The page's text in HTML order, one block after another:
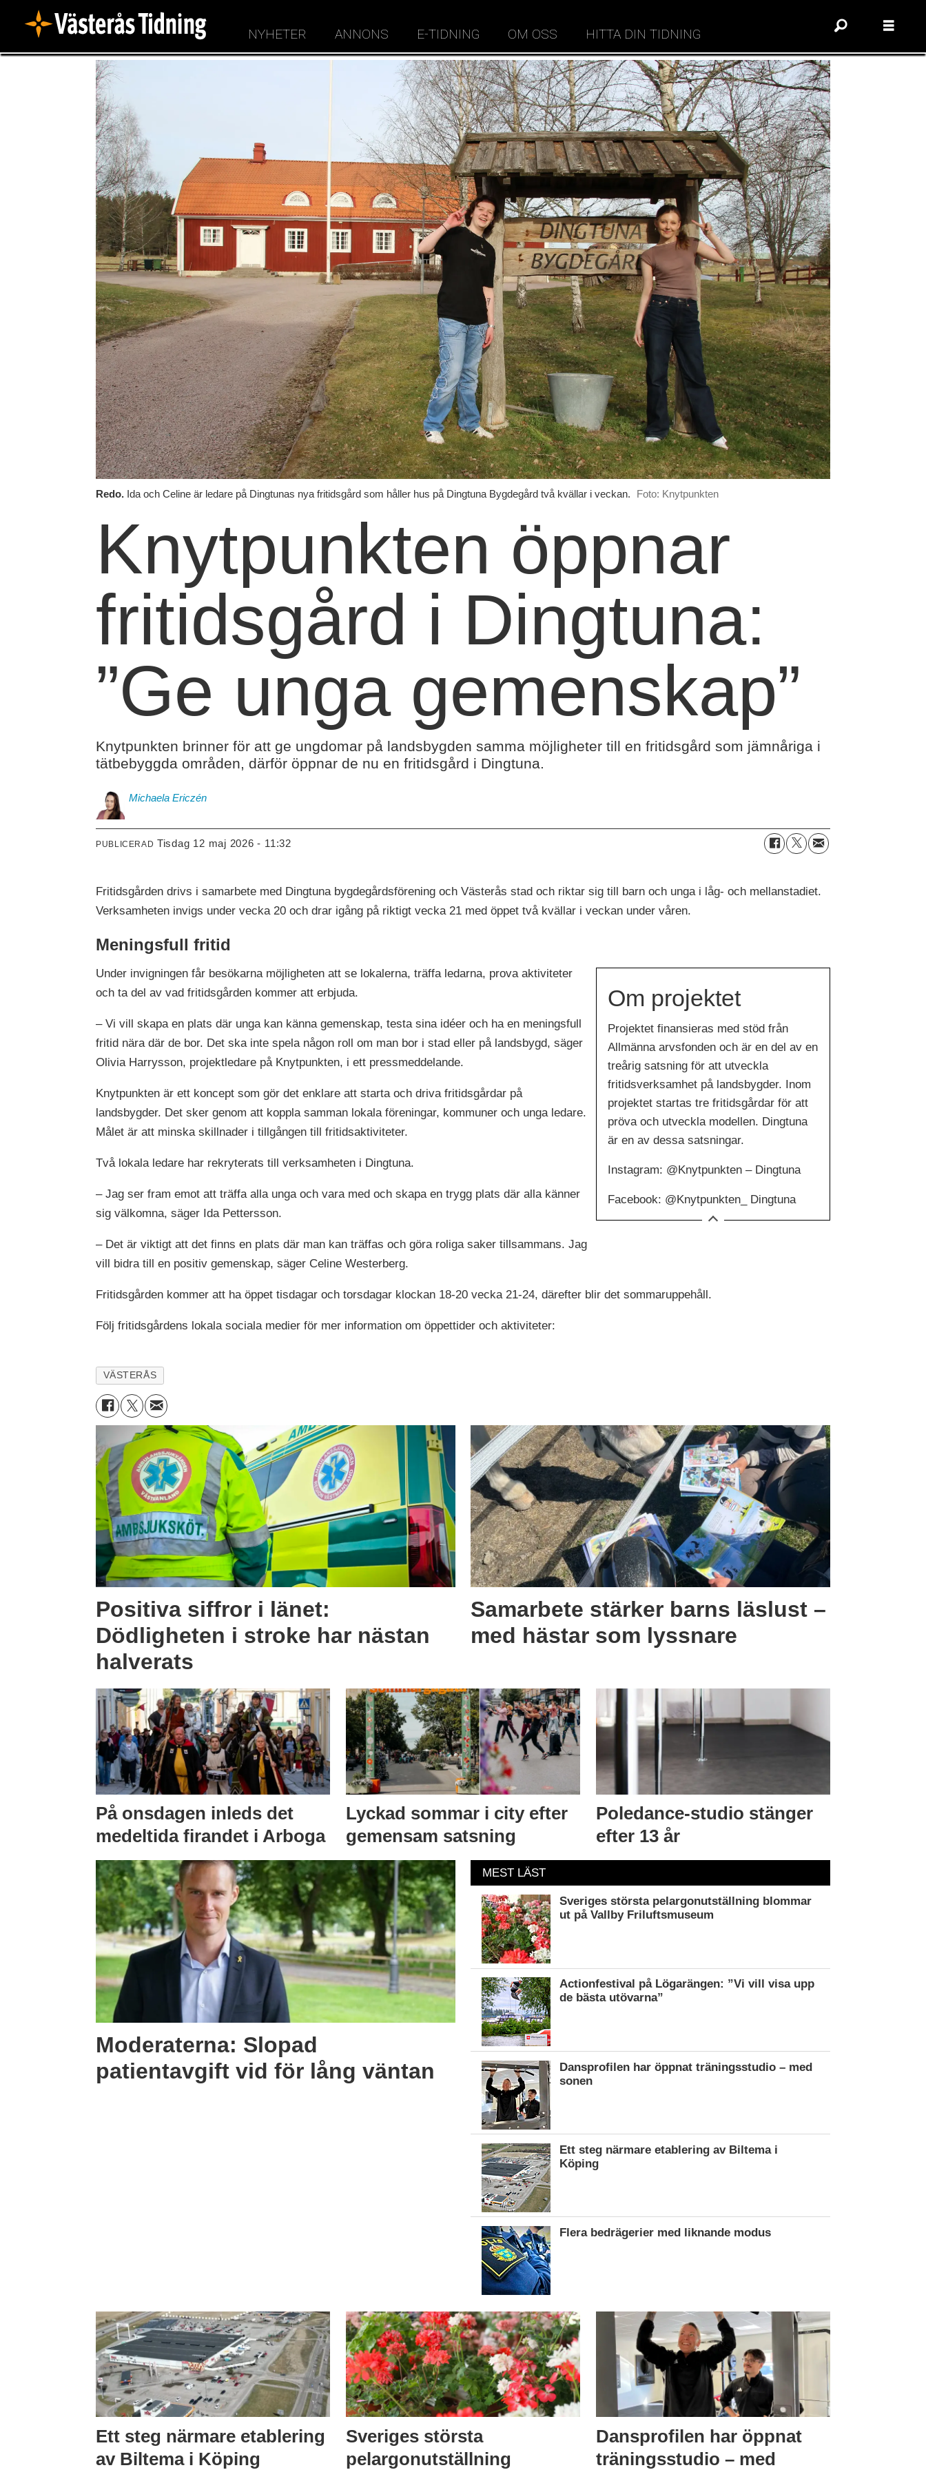
NYHETER ANNONS E-TIDNING OM OSS HITTA DIN TIDNING
Redo. Ida och Celine är ledare på Dingtunas nya fritidsgård som håller hus på Dingtuna Bygdegård två kvällar i veckan. Foto: Knytpunkten
Knytpunkten öppnar
fritidsgård i Dingtuna:
”Ge unga gemenskap”
Knytpunkten brinner för att ge ungdomar på landsbygden samma möjligheter till en fritidsgård som jämnåriga i
tätbebyggda områden, därför öppnar de nu en fritidsgård i Dingtuna.
Michaela Ericzén
PUBLICERAD tisdag 12 maj 2026 - 11:32
Fritidsgården drivs i samarbete med Dingtuna bygdegårdsförening och Västerås stad och riktar sig till barn och unga i låg- och mellanstadiet.
Verksamheten invigs under vecka 20 och drar igång på riktigt vecka 21 med öppet två kvällar i veckan under våren.
Meningsfull fritid
Om projektet
Projektet finansieras med stöd från
Allmänna arvsfonden och är en del av en
treårig satsning för att utveckla
fritidsverksamhet på landsbygder. Inom
projektet startas tre fritidsgårdar för att
pröva och utveckla modellen. Dingtuna
är en av dessa satsningar.
Instagram: @Knytpunkten – Dingtuna
Facebook: @Knytpunkten_ Dingtuna
Under invigningen får besökarna möjligheten att se lokalerna, träffa ledarna, prova aktiviteter
och ta del av vad fritidsgården kommer att erbjuda.
– Vi vill skapa en plats där unga kan känna gemenskap, testa sina idéer och ha en meningsfull
fritid nära där de bor. Det ska inte spela någon roll om man bor i stad eller på landsbygd, säger
Olivia Harrysson, projektledare på Knytpunkten, i ett pressmeddelande.
Knytpunkten är ett koncept som gör det enklare att starta och driva fritidsgårdar på
landsbygder. Det sker genom att koppla samman lokala föreningar, kommuner och unga ledare.
Målet är att minska skillnader i tillgången till fritidsaktiviteter.
Två lokala ledare har rekryterats till verksamheten i Dingtuna.
– Jag ser fram emot att träffa alla unga och vara med och skapa en trygg plats där alla känner
sig välkomna, säger Ida Pettersson.
– Det är viktigt att det finns en plats där man kan träffas och göra roliga saker tillsammans. Jag
vill bidra till en positiv gemenskap, säger Celine Westerberg.
Fritidsgården kommer att ha öppet tisdagar och torsdagar klockan 18-20 vecka 21-24, därefter blir det sommaruppehåll.
Följ fritidsgårdens lokala sociala medier för mer information om öppettider och aktiviteter:
VÄSTERÅS
Positiva siffror i länet:
Dödligheten i stroke har nästan
halverats
Samarbete stärker barns läslust –
med hästar som lyssnare
På onsdagen inleds det
medeltida firandet i Arboga
Lyckad sommar i city efter
gemensam satsning
Poledance-studio stänger
efter 13 år
Moderaterna: Slopad
patientavgift vid för lång väntan
MEST LÄST
Sveriges största pelargonutställning blommar
ut på Vallby Friluftsmuseum
Actionfestival på Lögarängen: ”Vi vill visa upp
de bästa utövarna”
Dansprofilen har öppnat träningsstudio – med
sonen
Ett steg närmare etablering av Biltema i
Köping
Flera bedrägerier med liknande modus
Ett steg närmare etablering
av Biltema i Köping
Sveriges största
pelargonutställning
Dansprofilen har öppnat
träningsstudio – med